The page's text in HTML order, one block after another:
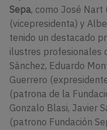
Sepa, como José Nart
(vicepresidenta) y
tenido un destacado
ilustres profesionales
Sánchez, Eduardo
Guerrero
(patrona de la
Gonzalo Blasi, Javier
(patrono Fundación